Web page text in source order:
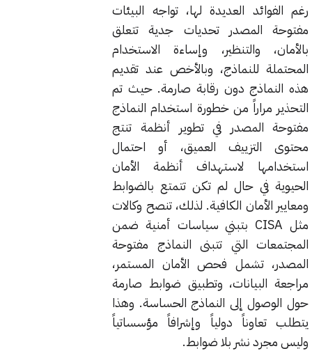
رغم الفوائد العديدة لها، تواجه البيئات
مفتوحة المصدر تحديات جدية تتعلق
بالأمان، والتنظير، وإساءة الاستخدام
المحتملة للنماذج، وبالأخص عند تقديم
هذه النماذج دون رقابة صارمة. حيث تم
التحذير مراراً من خطورة استخدام النماذج
مفتوحة المصدر في تطوير أنظمة تنتج
محتوى التزييف العميق، أو احتمال
استخدامها لاستهداف أنظمة الأمان
الحيوية في حال لم تكن تتمتع بالضوابط
ومعايير الأمان الكافية. لذلك، تنصح وكالات
مثل CISA بتبني سياسات أمنية ضمن
المجتمعات التي تتبنى النماذج مفتوحة
المصدر، تشمل فحص الأمان المستمر،
مراجعة البيانات، وتطبيق ضوابط صارمة
حول الوصول إلى النماذج الحساسة. وهذا
يتطلب تعاوناً دولياً وإشرافاً مؤسساتياً
وليس مجرد نشر بلا ضوابط.